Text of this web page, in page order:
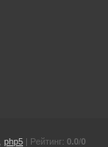
php5 | Рейтинг: 0.0/0